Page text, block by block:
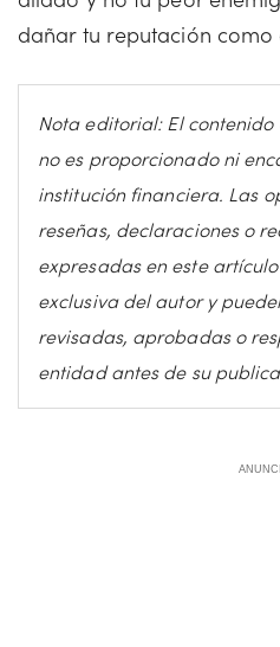
dañar tu reputación como
Nota editorial: El
no es proporcionado ni
institución financiera. Las
reseñas, declaraciones o
expresadas en este
exclusiva del autor y
revisadas, aprobadas o
entidad antes de su